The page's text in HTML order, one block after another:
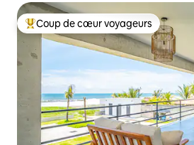
Coups de cœur voyageurs les plus
Coup de cœur voyageurs